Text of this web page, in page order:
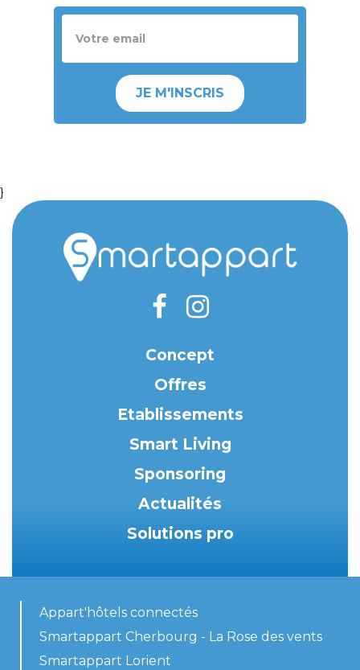
JE M'INSCRIS
}
Concept
Offres
Etablissements
Smart Living
Sponsoring
Actualités
Solutions pro
Appart'hôtels connectés
Smartappart Cherbourg - La Rose des vents
Smartappart Lorient